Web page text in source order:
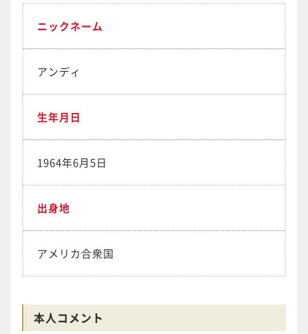
ニックネーム
アンディ
生年月日
1964年6月5日
出身地
アメリカ合衆国
本人コメント